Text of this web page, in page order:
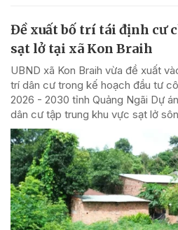
Đề xuất bố trí tái định cư
sạt lở tại xã Kon Braih
UBND xã Kon Braih vừa đề xuất
trí dân cư trong kế hoạch đầu tư
2026 - 2030 tỉnh Quảng Ngãi Dự
dân cư tập trung khu vực sạt lở